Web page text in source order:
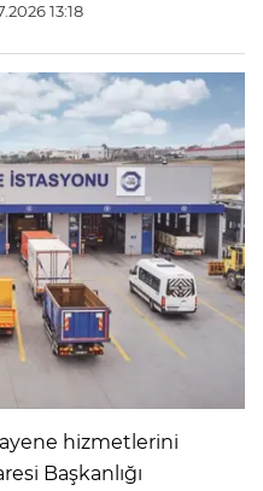
13:18
hizmetlerini
Başkanlığı